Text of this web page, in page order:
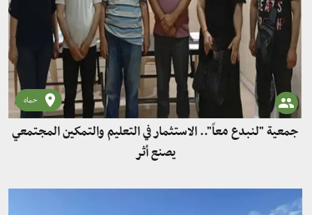
حماه
جمعية "لنبدع معاً".. الاستثمار في التعليم والتمكين المجتمعي
يصنع أثر